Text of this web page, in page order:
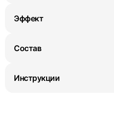
Эффект
Состав
Инструкции